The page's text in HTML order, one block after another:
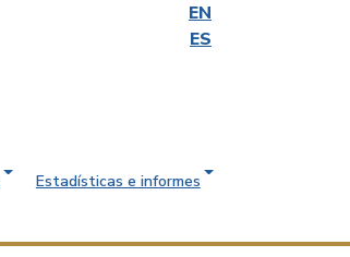
EN
ES
Estadísticas e informes